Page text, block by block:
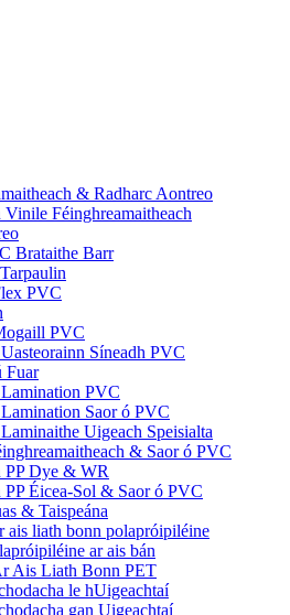
& Radharc Aontreo
Vinile Féinghreamaitheach
Brataithe Barr
PVC
PVC
Síneadh PVC
Fuar
Lamination PVC
Lamination Saor ó PVC
Uigeach Speisialta
& Saor ó PVC
PP Dye & WR
PP Éicea-Sol & Saor ó PVC
& Taispeána
ais liath bonn polapróipiléine
ar ais bán
Ais Liath Bonn PET
le hUigeachtaí
gan Uigeachtaí